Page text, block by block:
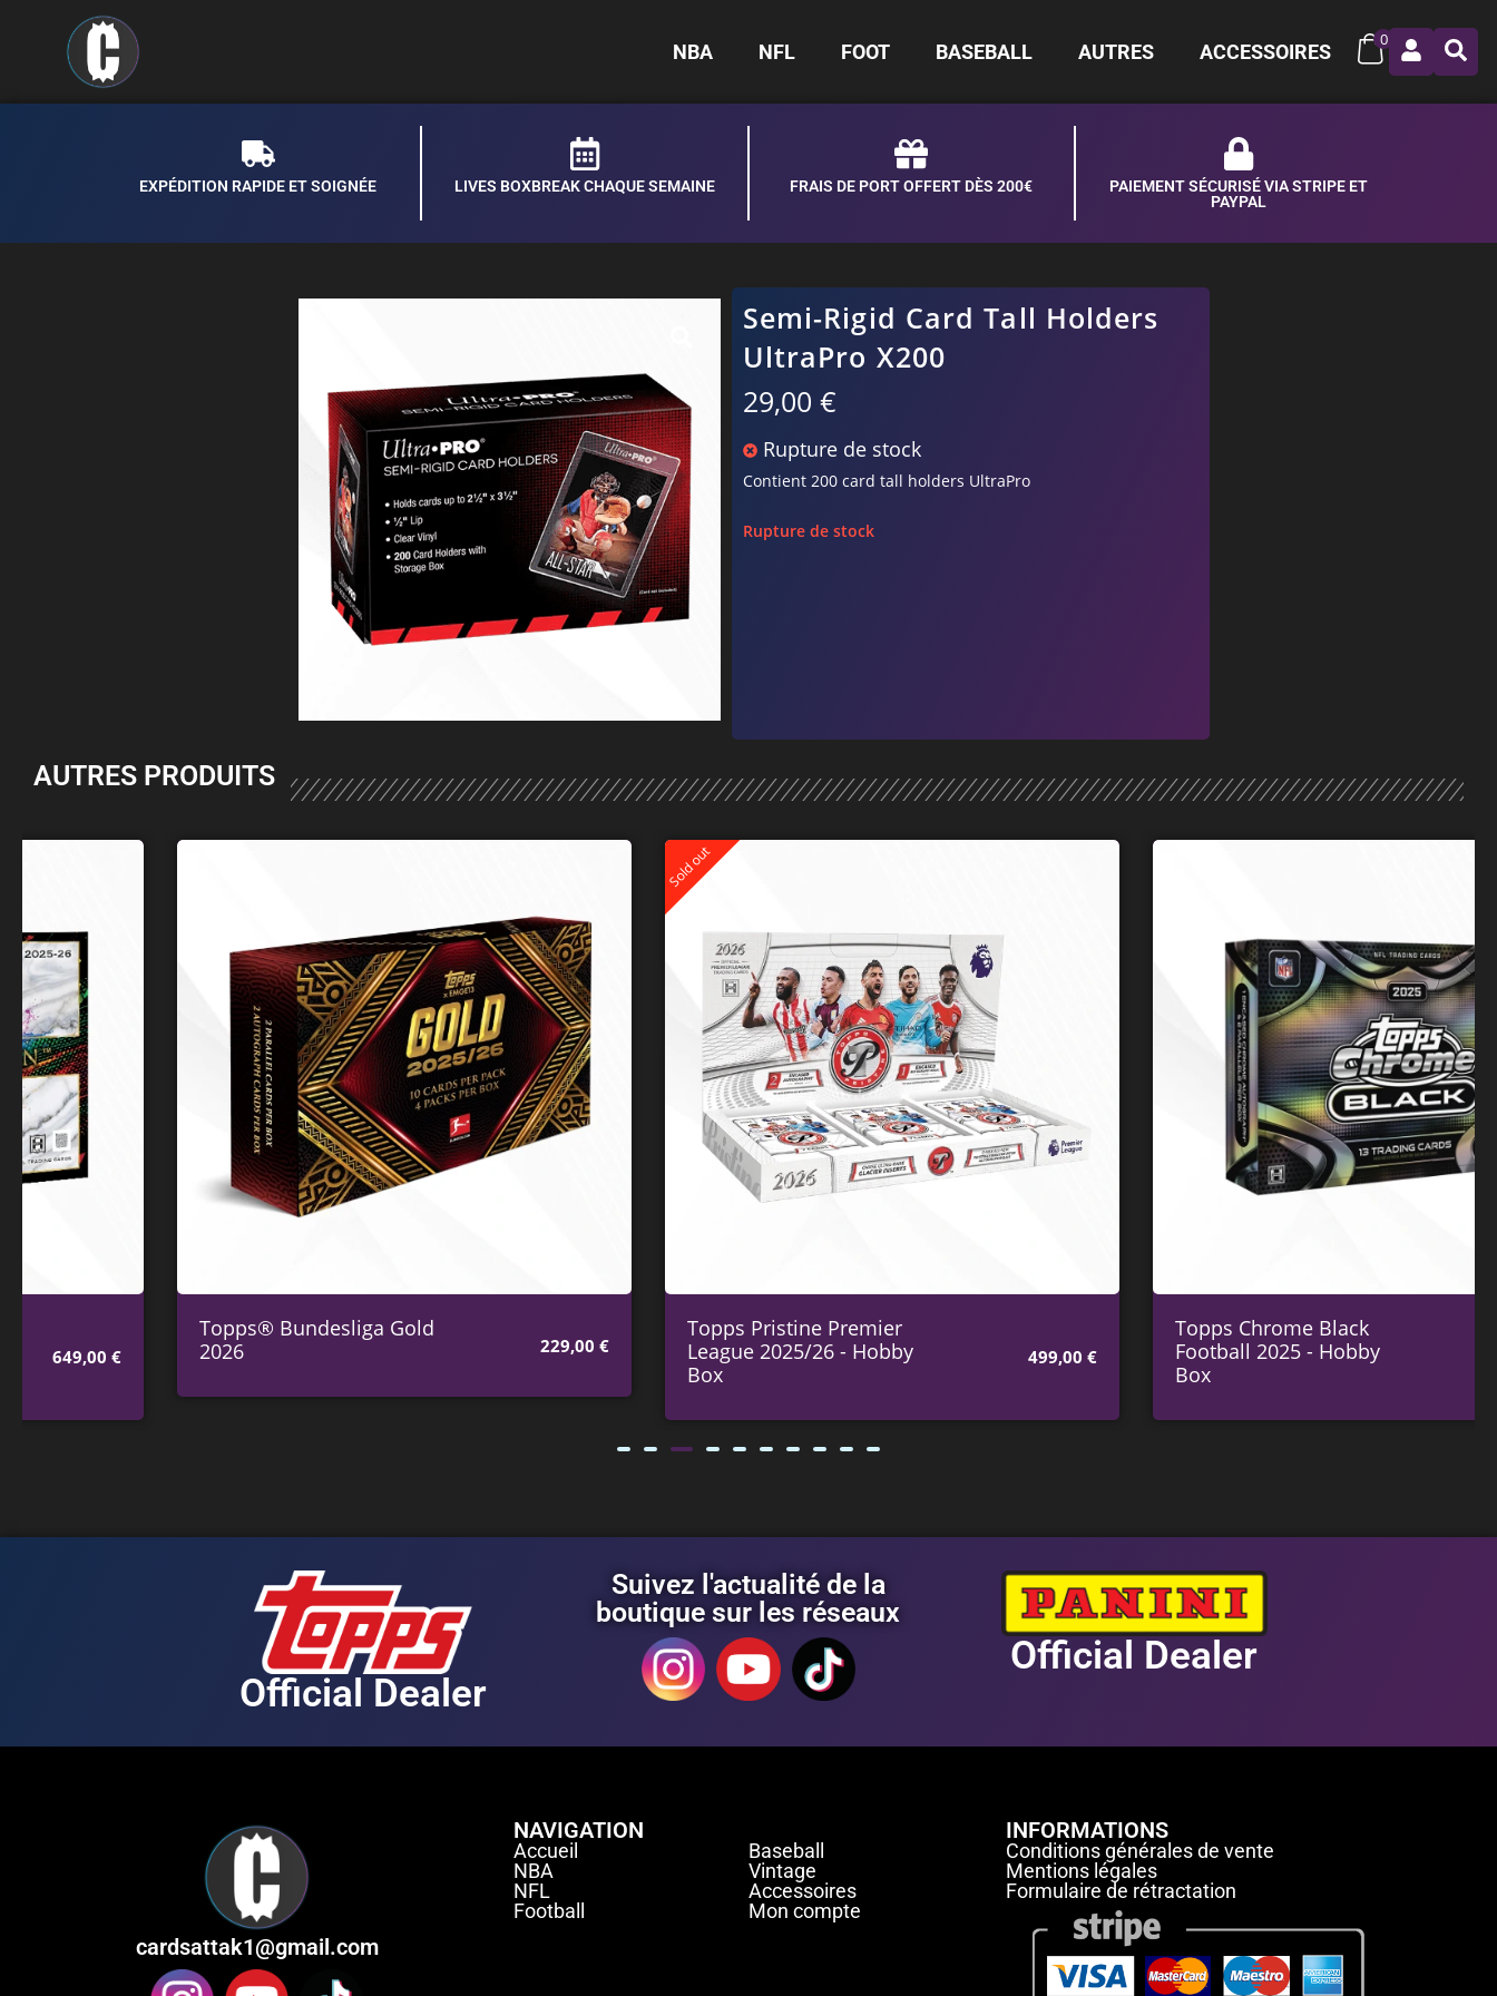
NBA NFL FOOT BASEBALL AUTRES ACCESSOIRES
0
EXPÉDITION RAPIDE ET SOIGNÉE LIVES BOXBREAK CHAQUE SEMAINE FRAIS DE PORT OFFERT DÈS 200€
PAIEMENT SÉCURISÉ VIA STRIPE ET
PAYPAL
Semi-Rigid Card Tall Holders
UltraPro X200
29,00 €
Rupture de stock
Contient 200 card tall holders UltraPro
Rupture de stock
AUTRES PRODUITS
Topps® Bundesliga Gold
2026
Topps Pristine Premier
League 2025/26 - Hobby
499,00
Topps Chrome Black
Football 2025 - Hobby
Box
335,00
Official Dealer
Suivez l'actualité de la
boutique sur les réseaux
Official Dealer
cardsattak1@gmail.com
NAVIGATION
Accueil
NBA
NFL
Football
Baseball
Vintage
Accessoires
Mon compte
INFORMATIONS
Conditions générales de vente
Mentions légales
Formulaire de rétractation